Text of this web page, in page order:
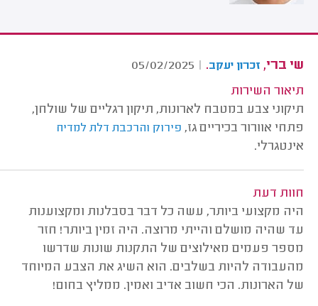
שי ברי, זכרון יעקב.
|
05/02/2025
תיאור השירות
תיקוני צבע במטבח לארונות, תיקון רגליים של שולחן,
פתחי אוורור בכיריים גז, פירוק והרכבת דלת למדיח
אינטגרלי.
חוות דעת
היה מקצועי ביותר, עשה כל דבר בסבלנות ומקצוענות
עד שהיה מושלם והייתי מרוצה. היה זמין ביותר! חזר
מספר פעמים מאילוצים של התקנות שונות שדרשו
מהעבודה להיות בשלבים. הוא השיג את הצבע המיוחד
של הארונות. הכי חשוב אדיב ואמין. ממליץ בחום!